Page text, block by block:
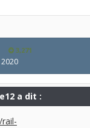
3,271
a dit :